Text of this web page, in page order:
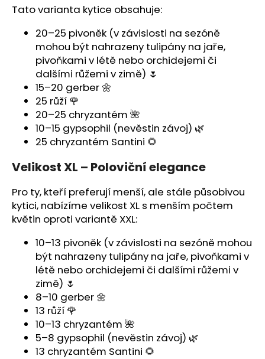
Tato varianta kytice obsahuje:
20–25 pivoněk (v závislosti na sezóně
mohou být nahrazeny tulipány na jaře,
pivoňkami v létě nebo orchidejemi či
dalšími růžemi v zimě) 🌷
15–20 gerber 🌼
25 růží 🌹
20–25 chryzantém 🌺
10–15 gypsophil (nevěstin závoj) 🌿
25 chryzantém Santini 🌻
Velikost XL – Poloviční elegance
Pro ty, kteří preferují menší, ale stále působivou
kytici, nabízíme velikost XL s menším počtem
květin oproti variantě XXL:
10–13 pivoněk (v závislosti na sezóně mohou
být nahrazeny tulipány na jaře, pivoňkami v
létě nebo orchidejemi či dalšími růžemi v
zimě) 🌷
8–10 gerber 🌼
13 růží 🌹
10–13 chryzantém 🌺
5–8 gypsophil (nevěstin závoj) 🌿
13 chryzantém Santini 🌻
e